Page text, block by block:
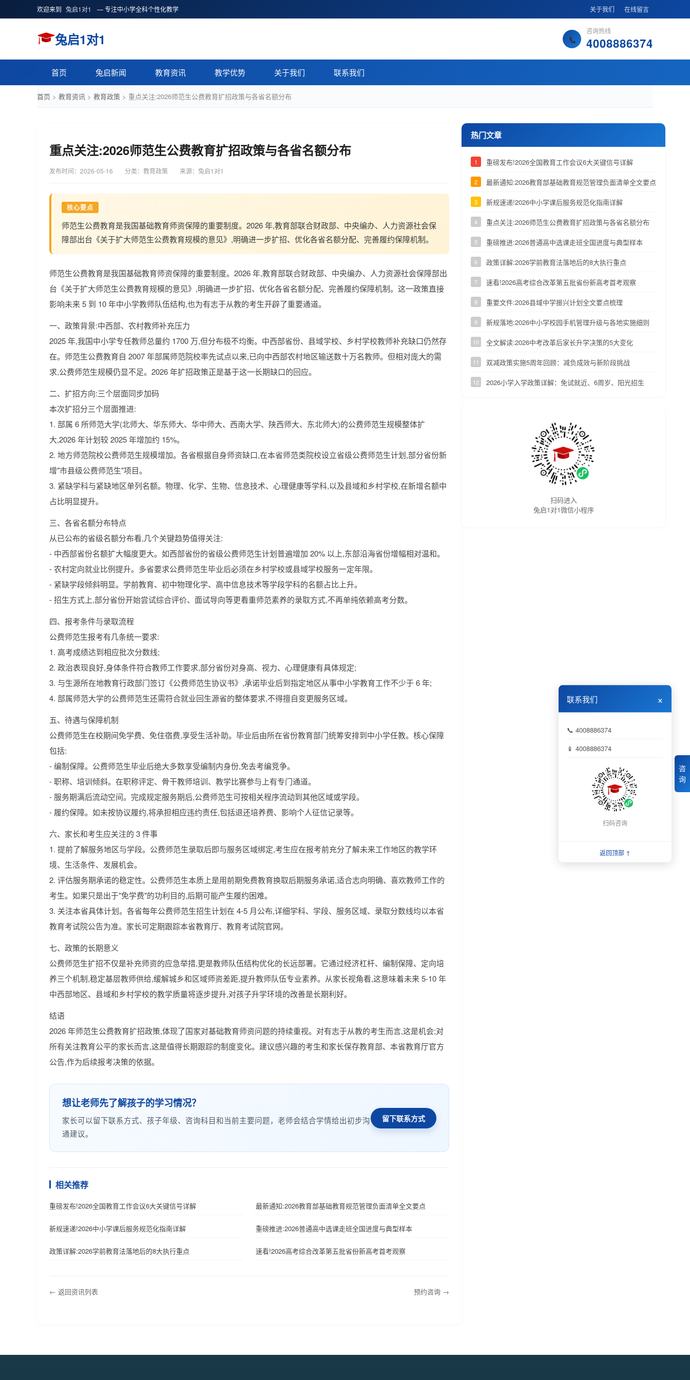
欢迎来到 兔启1对1 — 专注中小学全科个性化教学 关于我们 在线留言
兔启1对1 咨询热线
4008886374
首页 兔启新闻 教育资讯 教学优势 关于我们 联系我们
首页 > 教育资讯 > 教育政策 > 重点关注:2026师范生公费教育扩招政策与各省名额分布
重点关注:2026师范生公费教育扩招政策与各省名额分布
发布时间： 2026-05-16 分类：教育政策 来源：兔启1对1
核心要点
师范生公费教育是我国基础教育师资保障的重要制度。2026 年,教育部联合财政部、中央编办、人力资源社会保
障部出台《关于扩大师范生公费教育规模的意见》,明确进一步扩招、优化各省名额分配、完善履约保障机制。
师范生公费教育是我国基础教育师资保障的重要制度。2026 年,教育部联合财政部、中央编办、人力资源社会保障部出
台《关于扩大师范生公费教育规模的意见》,明确进一步扩招、优化各省名额分配、完善履约保障机制。这一政策直接
影响未来 5 到 10 年中小学教师队伍结构,也为有志于从教的考生开辟了重要通道。
一、政策背景:中西部、农村教师补充压力
2025 年,我国中小学专任教师总量约 1700 万,但分布极不均衡。中西部省份、县域学校、乡村学校教师补充缺口仍然存
在。师范生公费教育自 2007 年部属师范院校率先试点以来,已向中西部农村地区输送数十万名教师。但相对庞大的需
求,公费师范生规模仍显不足。2026 年扩招政策正是基于这一长期缺口的回应。
二、扩招方向:三个层面同步加码
本次扩招分三个层面推进:
1. 部属 6 所师范大学(北师大、华东师大、华中师大、西南大学、陕西师大、东北师大)的公费师范生规模整体扩
大,2026 年计划较 2025 年增加约 15%。
2. 地方师范院校公费师范生规模增加。各省根据自身师资缺口,在本省师范类院校设立省级公费师范生计划,部分省份新
增"市县级公费师范生"项目。
3. 紧缺学科与紧缺地区单列名额。物理、化学、生物、信息技术、心理健康等学科,以及县域和乡村学校,在新增名额中
占比明显提升。
三、各省名额分布特点
从已公布的省级名额分布看,几个关键趋势值得关注:
- 中西部省份名额扩大幅度更大。如西部省份的省级公费师范生计划普遍增加 20% 以上,东部沿海省份增幅相对温和。
- 农村定向就业比例提升。多省要求公费师范生毕业后必须在乡村学校或县域学校服务一定年限。
- 紧缺学段倾斜明显。学前教育、初中物理化学、高中信息技术等学段学科的名额占比上升。
- 招生方式上,部分省份开始尝试综合评价、面试导向等更看重师范素养的录取方式,不再单纯依赖高考分数。
四、报考条件与录取流程
公费师范生报考有几条统一要求:
1. 高考成绩达到相应批次分数线;
2. 政治表现良好,身体条件符合教师工作要求,部分省份对身高、视力、心理健康有具体规定;
3. 与生源所在地教育行政部门签订《公费师范生协议书》,承诺毕业后到指定地区从事中小学教育工作不少于 6 年;
4. 部属师范大学的公费师范生还需符合就业回生源省的整体要求,不得擅自变更服务区域。
五、待遇与保障机制
公费师范生在校期间免学费、免住宿费,享受生活补助。毕业后由所在省份教育部门统筹安排到中小学任教。核心保障
包括:
- 编制保障。公费师范生毕业后绝大多数享受编制内身份,免去考编竞争。
- 职称、培训倾斜。在职称评定、骨干教师培训、教学比赛参与上有专门通道。
- 服务期满后流动空间。完成规定服务期后,公费师范生可按相关程序流动到其他区域或学段。
- 履约保障。如未按协议履约,将承担相应违约责任,包括退还培养费、影响个人征信记录等。
六、家长和考生应关注的 3 件事
1. 提前了解服务地区与学段。公费师范生录取后即与服务区域绑定,考生应在报考前充分了解未来工作地区的教学环
境、生活条件、发展机会。
2. 评估服务期承诺的稳定性。公费师范生本质上是用前期免费教育换取后期服务承诺,适合志向明确、喜欢教师工作的
考生。如果只是出于"免学费"的功利目的,后期可能产生履约困难。
3. 关注本省具体计划。各省每年公费师范生招生计划在 4-5 月公布,详细学科、学段、服务区域、录取分数线均以本省
教育考试院公告为准。家长可定期跟踪本省教育厅、教育考试院官网。
七、政策的长期意义
公费师范生扩招不仅是补充师资的应急举措,更是教师队伍结构优化的长远部署。它通过经济杠杆、编制保障、定向培
养三个机制,稳定基层教师供给,缓解城乡和区域师资差距,提升教师队伍专业素养。从家长视角看,这意味着未来 5-10 年
中西部地区、县域和乡村学校的教学质量将逐步提升,对孩子升学环境的改善是长期利好。
结语
2026 年师范生公费教育扩招政策,体现了国家对基础教育师资问题的持续重视。对有志于从教的考生而言,这是机会;对
所有关注教育公平的家长而言,这是值得长期跟踪的制度变化。建议感兴趣的考生和家长保存教育部、本省教育厅官方
公告,作为后续报考决策的依据。
想让老师先了解孩子的学习情况？
家长可以留下联系方式、孩子年级、咨询科目和当前主要问题，老师会结合学情给出初步沟
通建议。
留下联系方式
相关推荐
重磅发布!2026全国教育工作会议6大关键信号详解 最新通知:2026教育部基础教育规范管理负面清单全文要点
新规速递!2026中小学课后服务规范化指南详解 重磅推进:2026普通高中选课走班全国进度与典型样本
政策详解:2026学前教育法落地后的8大执行重点 速看!2026高考综合改革第五批省份新高考首考观察
← 返回资讯列表 预约咨询 →
热门文章
1 重磅发布!2026全国教育工作会议6大关键信号详解
2 最新通知:2026教育部基础教育规范管理负面清单全文要点
3 新规速递!2026中小学课后服务规范化指南详解
4 重点关注:2026师范生公费教育扩招政策与各省名额分布
5 重磅推进:2026普通高中选课走班全国进度与典型样本
6 政策详解:2026学前教育法落地后的8大执行重点
7 速看!2026高考综合改革第五批省份新高考首考观察
8 重要文件:2026县域中学振兴计划全文要点梳理
9 新规落地:2026中小学校园手机管理升级与各地实施细则
10 全文解读:2026中考改革后家长升学决策的5大变化
11 双减政策实施5周年回顾：减负成效与新阶段挑战
12 2026小学入学政策详解：免试就近、6周岁、阳光招生
扫码进入
兔启1对1微信小程序
咨
询
联系我们 ×
📞 4008886374
📱 4008886374
扫码咨询
返回顶部 ↑